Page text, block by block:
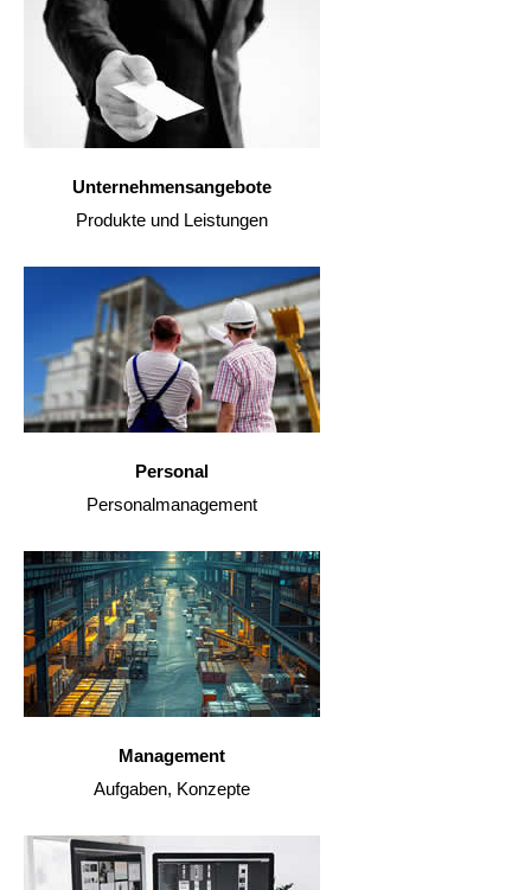
Unternehmensangebote
Produkte und Leistungen
Personal
Personalmanagement
Management
Aufgaben, Konzepte